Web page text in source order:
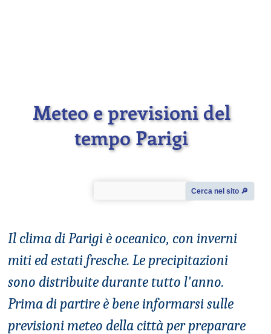
Meteo e previsioni del
tempo Parigi
Cerca nel sito 🔎︎
Il clima di Parigi è oceanico, con inverni
miti ed estati fresche. Le precipitazioni
sono distribuite durante tutto l'anno.
Prima di partire è bene informarsi sulle
previsioni meteo della città per preparare